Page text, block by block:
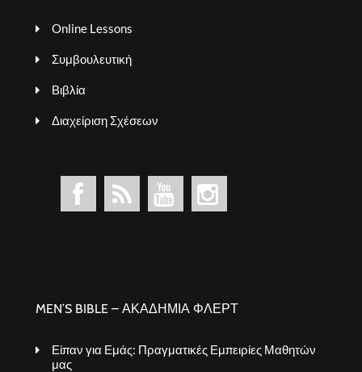
Online Lessons
Συμβουλευτική
Βιβλία
Διαχείριση Σχέσεων
MEN’S BIBLE – ΑΚΑΔΗΜΙΑ ΦΛΕΡΤ
Είπαν για Εμάς: Πραγματικές Εμπειρίες Μαθητών
μας